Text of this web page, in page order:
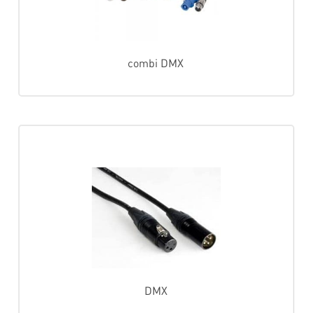
combi DMX
DMX